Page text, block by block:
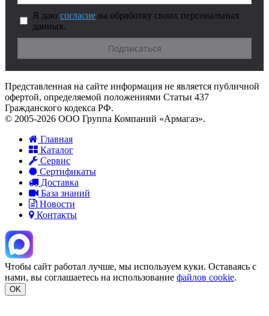
Я даю согласие на обработку своих персональных
данных.
Представленная на сайте информация не является публичной
офертой, определяемой положениями Статьи 437
Гражданского кодекса РФ.
© 2005-2026 ООО Группа Компаний «Армагаз».
Главная
Каталог
Сервис
Сертификаты
Доставка
База знаний
Новости
Контакты
Чтобы сайт работал лучше, мы используем куки. Оставаясь с
нами, вы соглашаетесь на использование файлов cookie.
OK